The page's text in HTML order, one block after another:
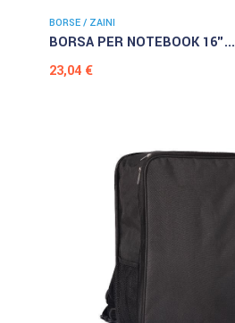
BORSE / ZAINI
BORSA PER NOTEBOOK 16"...
Prezzo
23,04 €